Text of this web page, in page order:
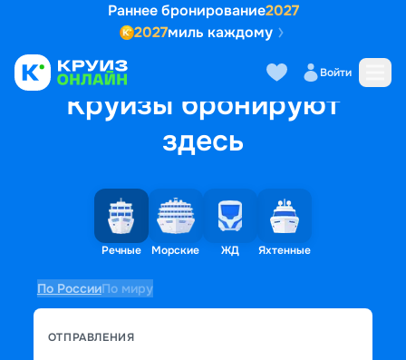
Раннее бронирование2027
2027миль каждому
Войти
Круизы бронируют
здесь
Речные Морские ЖД Яхтенные
По РоссииПо миру
ОТПРАВЛЕНИЯ